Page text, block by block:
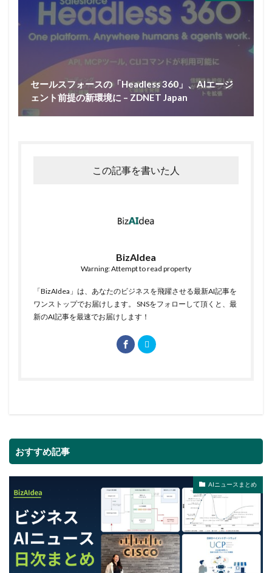
セールスフォースの「Headless 360」、AIエージ
ェント前提の新環境に – ZDNET Japan
この記事を書いた人
BizAIdea
Warning: Attempt to read property
「BizAIdea」は、あなたのビジネスを飛躍させる最新AI記事を
ワンストップでお届けします。 SNSをフォローして頂くと、最
新のAI記事を最速でお届けします！
おすすめ記事
AIニュースまとめ